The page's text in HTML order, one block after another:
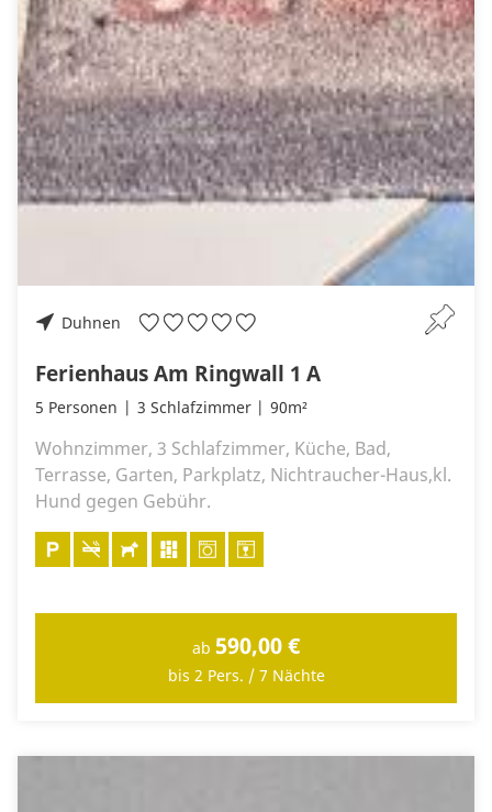
Duhnen
Ferienhaus Am Ringwall 1 A
5 Personen 3 Schlafzimmer 90m²
Wohnzimmer, 3 Schlafzimmer, Küche, Bad,
Terrasse, Garten, Parkplatz, Nichtraucher-Haus,kl.
Hund gegen Gebühr.
ab 590,00 €
bis 2 Pers. / 7 Nächte